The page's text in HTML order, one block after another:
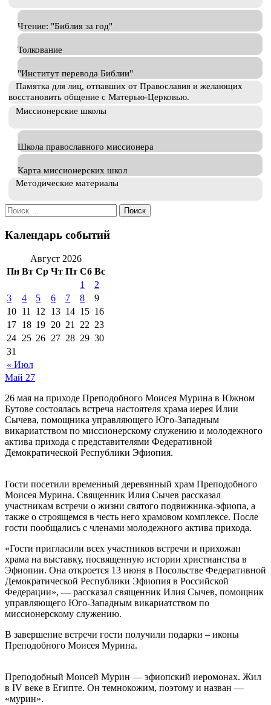
Чтение: "Библия за год"
Толкование
"Институт перевода Библии"
Памятка для лиц, отпавших от Православия и желающих
восстановить общение с Матерью-Церковью.
Миссионерские школы
Школа православного миссионера
Карта миссионерских школ
Методические материалы
Искать:
Календарь событий
Август 2026
Пн Вт Ср Чт Пт Сб Вс
« Июл
1
2
3
4 5 6 7 8
9
10 11 12 13 14 15 16
17 18 19 20 21 22 23
24 25 26 27 28 29 30
31
Май 27
26 мая на приходе Преподобного Моисея Мурина в Южном
Бутове состоялась встреча настоятеля храма иерея Илии
Сычева, помощника управляющего Юго-Западным
викариатством по миссионерскому служению и молодежного
актива прихода с представителями Федеративной
Демократической Республики Эфиопия.
Гости посетили временный деревянный храм Преподобного
Моисея Мурина. Священник Илия Сычев рассказал
участникам встречи о жизни святого подвижника-эфиопа, а
также о строящемся в честь него храмовом комплексе. После
гости пообщались с членами молодежного актива прихода.
«Гости пригласили всех участников встречи и прихожан
храма на выставку, посвященную истории христианства в
Эфиопии. Она откроется 13 июня в Посольстве Федеративной
Демократической Республики Эфиопия в Российской
Федерации», — рассказал священник Илия Сычев, помощник
управляющего Юго-Западным викариатством по
миссионерскому служению.
В завершение встречи гости получили подарки – иконы
Преподобного Моисея Мурина.
Преподобный Моисей Мурин — эфиопский иеромонах. Жил
в IV веке в Египте. Он темнокожим, поэтому и назван —
«мурин».